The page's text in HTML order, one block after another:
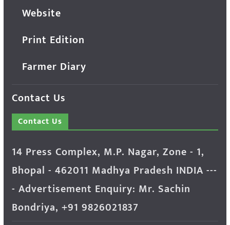
Website
Print Edition
Farmer Diary
Contact Us
Contact Us
14 Press Complex, M.P. Nagar, Zone - 1,
Bhopal - 462011 Madhya Pradesh INDIA ---
- Advertisement Enquiry: Mr. Sachin
Bondriya, +91 9826021837